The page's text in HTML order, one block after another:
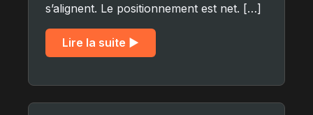
s’alignent. Le positionnement est net. […]
Lire la suite ▶︎